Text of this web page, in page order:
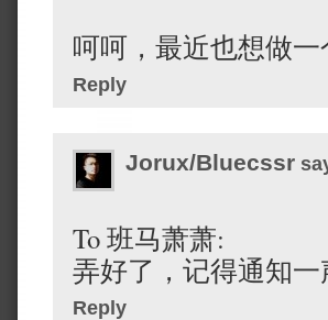
呵呵，最近也想做
Reply
Jorux/Bluecssr
To 班马萧萧:
弄好了，记得通知一
Reply